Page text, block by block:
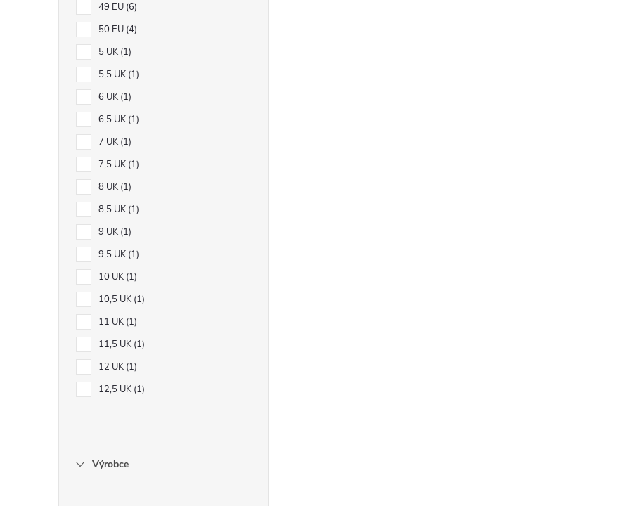
49 EU 6
50 EU 4
5 UK 1
5,5 UK 1
6 UK 1
6,5 UK 1
7 UK 1
7,5 UK 1
8 UK 1
8,5 UK 1
9 UK 1
9,5 UK 1
10 UK 1
10,5 UK 1
11 UK 1
11,5 UK 1
12 UK 1
12,5 UK 1
Výrobce